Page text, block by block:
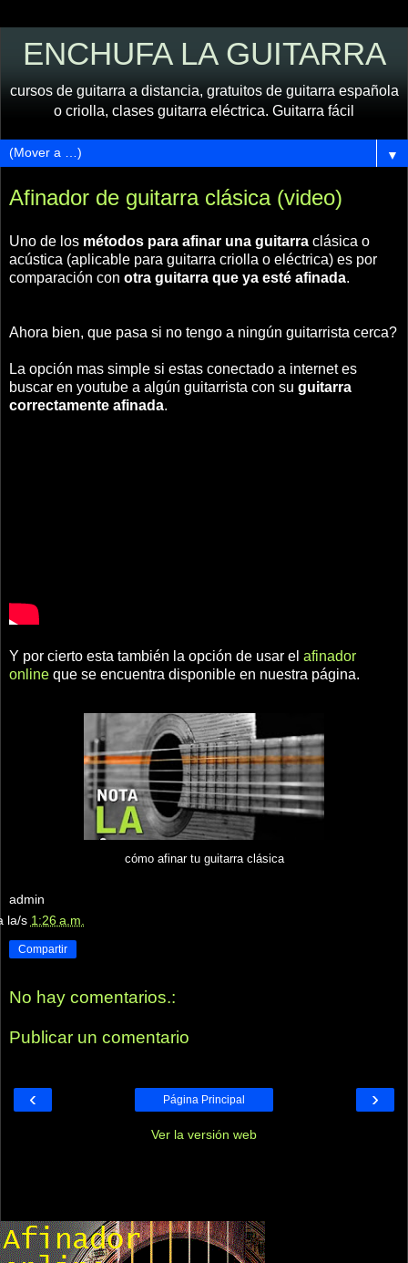
ENCHUFA LA GUITARRA
cursos de guitarra a distancia, gratuitos de guitarra española
o criolla, clases guitarra eléctrica. Guitarra fácil
▼
Afinador de guitarra clásica (video)
Uno de los métodos para afinar una guitarra clásica o
acústica (aplicable para guitarra criolla o eléctrica) es por
comparación con otra guitarra que ya esté afinada.
Ahora bien, que pasa si no tengo a ningún guitarrista cerca?
La opción mas simple si estas conectado a internet es
buscar en youtube a algún guitarrista con su guitarra
correctamente afinada.
Y por cierto esta también la opción de usar el afinador
online que se encuentra disponible en nuestra página.
cómo afinar tu guitarra clásica
admin
la/s 1:26 a.m.
Compartir
No hay comentarios.:
Publicar un comentario
‹ ›
Página Principal
Ver la versión web